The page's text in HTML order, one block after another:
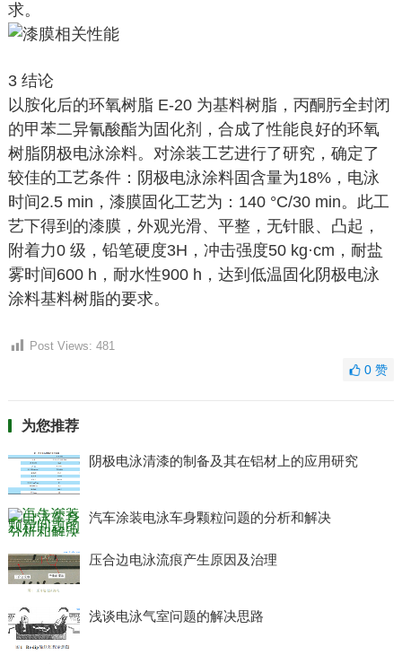
求。
3 结论
以胺化后的环氧树脂 E-20 为基料树脂，丙酮肟全封闭
的甲苯二异氰酸酯为固化剂，合成了性能良好的环氧
树脂阴极电泳涂料。对涂装工艺进行了研究，确定了
较佳的工艺条件：阴极电泳涂料固含量为18%，电泳
时间2.5 min，漆膜固化工艺为：140 °C/30 min。此工
艺下得到的漆膜，外观光滑、平整，无针眼、凸起，
附着力0 级，铅笔硬度3H，冲击强度50 kg·cm，耐盐
雾时间600 h，耐水性900 h，达到低温固化阴极电泳
涂料基料树脂的要求。
Post Views: 481
0赞
为您推荐
阴极电泳清漆的制备及其在铝材上的应用研究
汽车涂装电泳车身颗粒问题的分析和解决
压合边电泳流痕产生原因及治理
浅谈电泳气室问题的解决思路